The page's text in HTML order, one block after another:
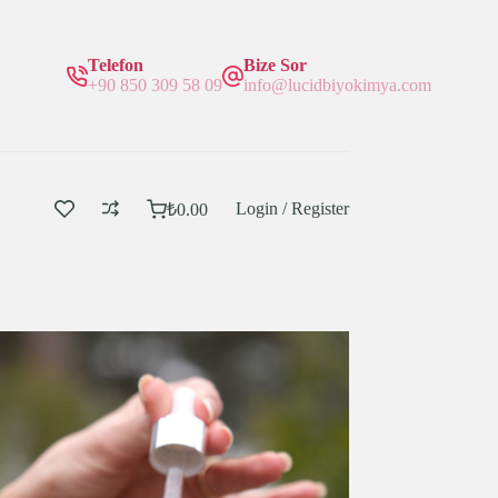
Telefon
+90 850 309 58 09
Bize Sor
info@lucidbiyokimya.com
Sepetim
₺0.00 Login / Register